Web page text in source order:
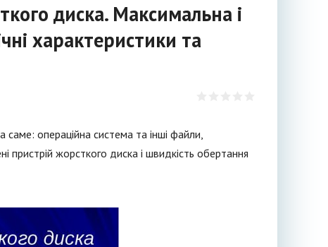
диска. Максимальна і
характеристики та
саме: операційна система та інші файли,
пристрій жорсткого диска і швидкість обертання